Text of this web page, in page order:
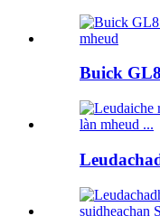
Buick